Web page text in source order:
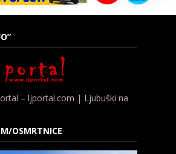
– ljportal.com | Ljubuški na
OSMRTNICE